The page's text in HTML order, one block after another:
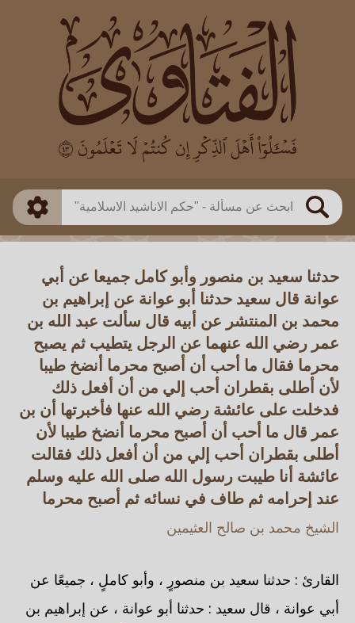
بحث
العالم
بن باز
بن العثيمين
اللجنة الدائمة
طريقة البحث
ذكي
حدثنا سعيد بن منصور وأبو كامل جميعا عن أبي
عوانة قال سعيد حدثنا أبو عوانة عن إبراهيم بن
محمد بن المنتشر عن أبيه قال سألت عبد الله بن
عمر رضي الله عنهما عن الرجل يتطيب ثم يصبح
محرما فقال ما أحب أن أصبح محرما أنضخ طيبا
لأن أطلى بقطران أحب إلي من أن أفعل ذلك
فدخلت على عائشة رضي الله عنها فأخبرتها أن بن
عمر قال ما أحب أن أصبح محرما أنضخ طيبا لأن
أطلى بقطران أحب إلي من أن أفعل ذلك فقالت
عائشة أنا طيبت رسول الله صلى الله عليه وسلم
عند إحرامه ثم طاف في نسائه ثم أصبح محرما
الشيخ محمد بن صالح العثيمين
القارئ : حدثنا سعيد بن منصورٍ ، وأبو كاملٍ ، جميعًا عن
أبي عوانة ، قال سعيد : حدثنا أبو عوانة ، عن إبراهيم بن